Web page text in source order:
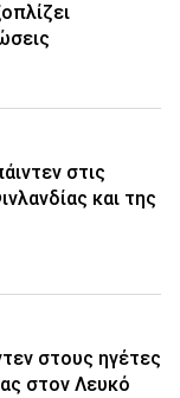
στις
και της
στους ηγέτες
στον Λευκό